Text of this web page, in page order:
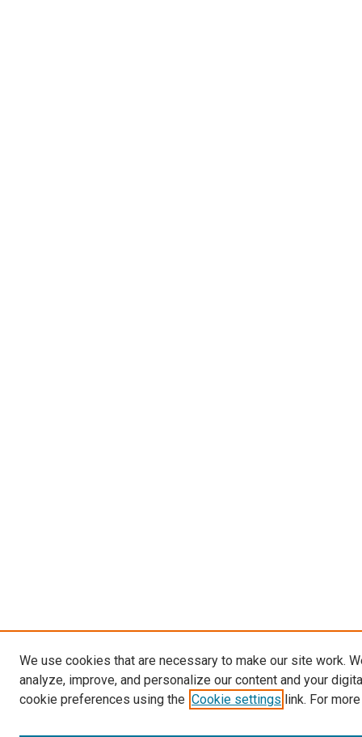
We use cookies that are necessary to make our site work.
analyze, improve, and personalize our content and your
cookie preferences using the Cookie settings link. For